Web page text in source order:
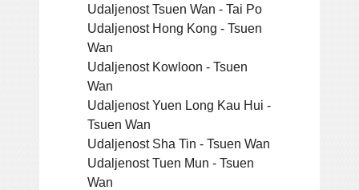
Udaljenost Tsuen Wan - Tai Po
Udaljenost Hong Kong - Tsuen
Wan
Udaljenost Kowloon - Tsuen
Wan
Udaljenost Yuen Long Kau Hui -
Tsuen Wan
Udaljenost Sha Tin - Tsuen Wan
Udaljenost Tuen Mun - Tsuen
Wan